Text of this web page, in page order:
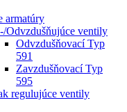
armatúry
Odvzdušňujúce ventily
Odvzdušňovací Typ
591
Zavzdušňovací Typ
595
regulujúce ventily